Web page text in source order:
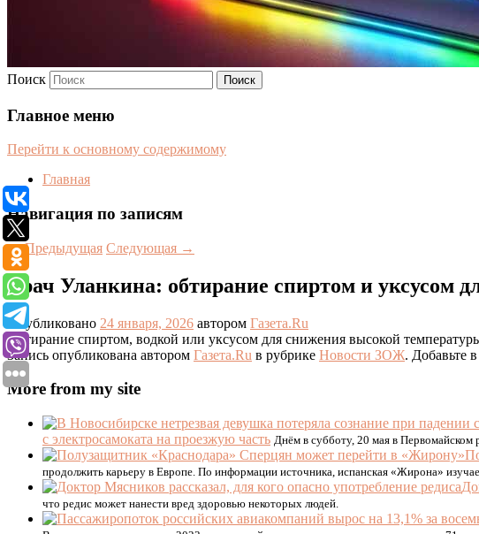
Поиск
Главное меню
Перейти к основному содержимому
Главная
Навигация по записям
←Предыдущая Следующая →
Врач Уланкина: обтирание спиртом и уксусом
Опубликовано 24 января, 2026 автором Газета.Ru
Обтирание спиртом, водкой или уксусом для снижения высокой
Запись опубликована автором Газета.Ru в рубрике Новости ЗОЖ. Добавьте
More from my site
с электросамоката на проезжую часть Днём в субботу, 20 мая в Первомайском
продолжить карьеру в Европе. По информации источника, испанская «Жирона»
что редис может нанести вред здоровью некоторых людей.